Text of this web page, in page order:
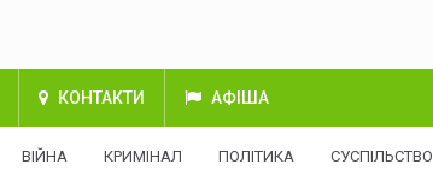
КОНТАКТИ АФІША
ВІЙНА КРИМІНАЛ ПОЛІТИКА СУСПІЛЬСТВО